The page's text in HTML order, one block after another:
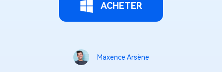
ACHETER
Maxence Arsène